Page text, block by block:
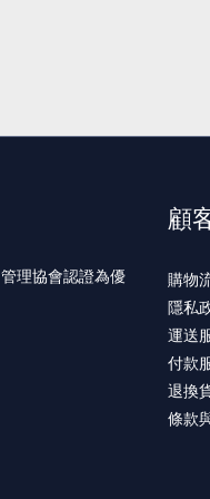
顧
購物
隱私
運送
付款
退換
條款